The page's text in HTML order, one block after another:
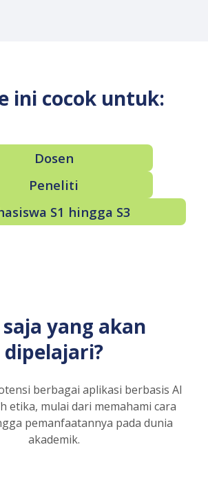
ini cocok untuk:
Dosen
Peneliti
S1 hingga S3
yang akan
dipelajari?
berbagai aplikasi berbasis AI
etika, mulai dari memahami cara
pemanfaatannya pada dunia
akademik.